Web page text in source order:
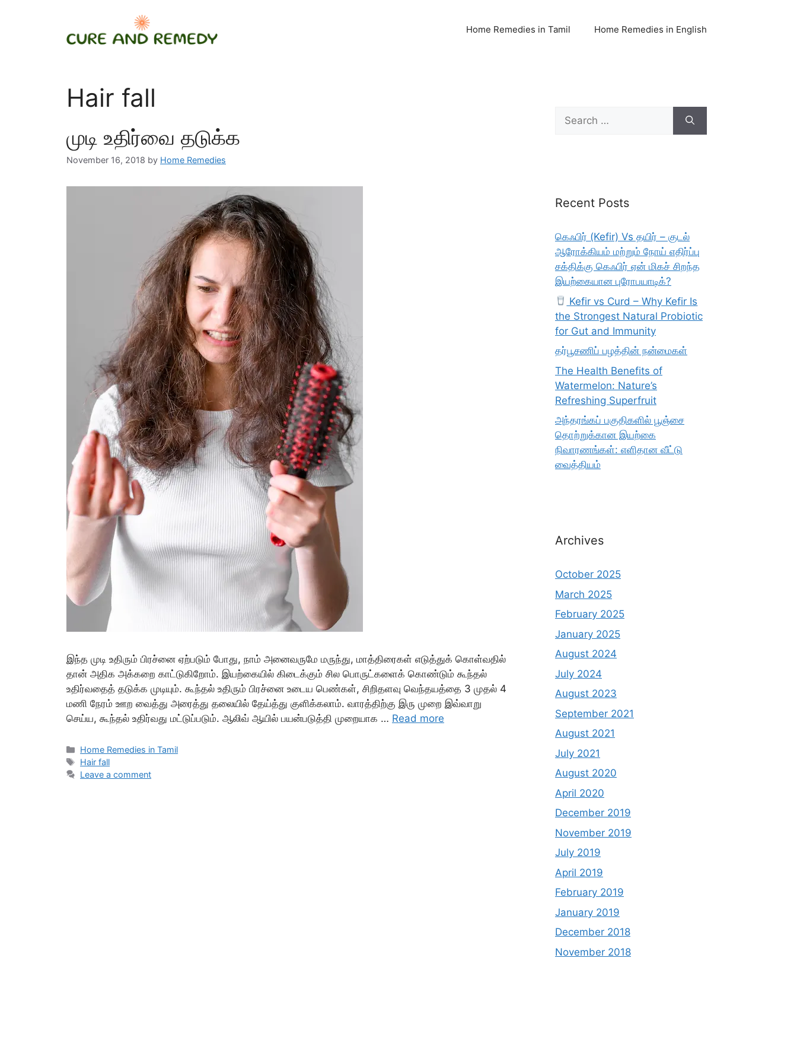
Home Remedies in Tamil Home Remedies in English
Hair fall
முடி உதிர்வை தடுக்க
November 16, 2018 by Home Remedies
இந்த முடி உதிரும் பிரச்னை ஏற்படும் போது, நாம் அனைவருமே மருந்து, மாத்திரைகள் எடுத்துக் கொள்வதில்
தான் அதிக அக்கறை காட்டுகிறோம். இயற்கையில் கிடைக்கும் சில பொருட்களைக் கொண்டும் கூந்தல்
உதிர்வதைத் தடுக்க முடியும். கூந்தல் உதிரும் பிரச்னை உடைய பெண்கள், சிறிதளவு வெந்தயத்தை 3 முதல் 4
மணி நேரம் ஊற வைத்து அரைத்து தலையில் தேய்த்து குளிக்கலாம். வாரத்திற்கு இரு முறை இவ்வாறு
செய்ய, கூந்தல் உதிர்வது மட்டுப்படும். ஆலிவ் ஆயில் பயன்படுத்தி முறையாக … Read more
Categories
Home Remedies in Tamil
Tags
Hair fall
Leave a comment
Search
for:
Recent Posts
கெஃபிர் (Kefir) Vs தயிர் – குடல்
ஆரோக்கியம் மற்றும் நோய் எதிர்ப்பு
சக்திக்கு கெஃபிர் ஏன் மிகச் சிறந்த
இயற்கையான புரோபயாடிக்?
Kefir vs Curd – Why Kefir Is
the Strongest Natural Probiotic
for Gut and Immunity
தர்பூசணிப் பழத்தின் நன்மைகள்
The Health Benefits of
Watermelon: Nature’s
Refreshing Superfruit
அந்தரங்கப் பகுதிகளில் பூஞ்சை
தொற்றுக்கான இயற்கை
நிவாரணங்கள்: எளிதான வீட்டு
வைத்தியம்
Archives
October 2025
March 2025
February 2025
January 2025
August 2024
July 2024
August 2023
September 2021
August 2021
July 2021
August 2020
April 2020
December 2019
November 2019
July 2019
April 2019
February 2019
January 2019
December 2018
November 2018